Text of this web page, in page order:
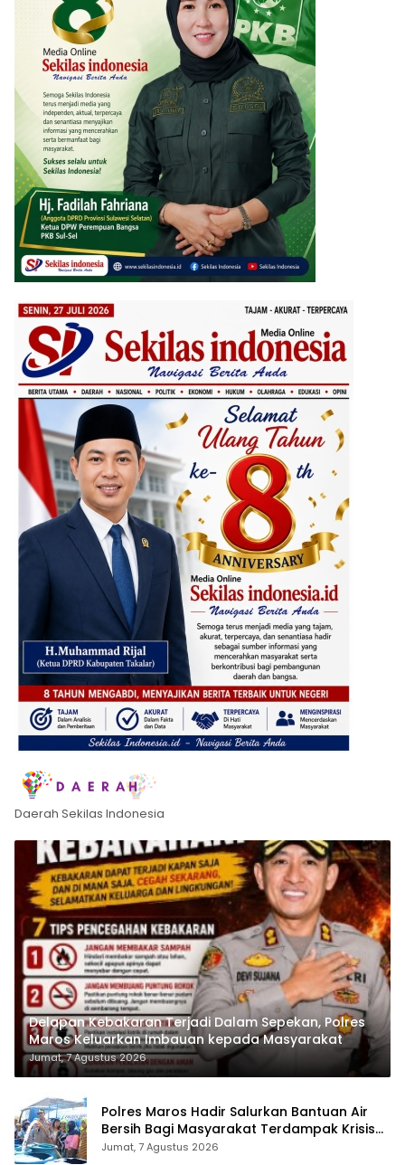
Daerah Sekilas Indonesia
Delapan Kebakaran Terjadi Dalam Sepekan, Polres
Maros Keluarkan Imbauan kepada Masyarakat
Jumat, 7 Agustus 2026
Polres Maros Hadir Salurkan Bantuan Air
Bersih Bagi Masyarakat Terdampak Krisis
Air Bersih Di Maros
Jumat, 7 Agustus 2026